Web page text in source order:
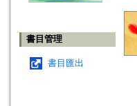
書目管理
書目匯出